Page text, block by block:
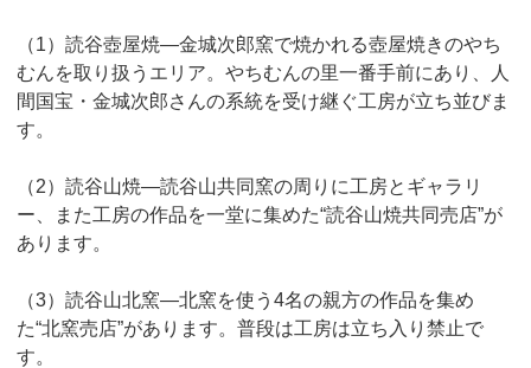
（1）読谷壺屋焼―金城次郎窯で焼かれる壺屋焼きのやち
むんを取り扱うエリア。やちむんの里一番手前にあり、人
間国宝・金城次郎さんの系統を受け継ぐ工房が立ち並びま
す。
（2）読谷山焼―読谷山共同窯の周りに工房とギャラリ
ー、また工房の作品を一堂に集めた“読谷山焼共同売店”が
あります。
（3）読谷山北窯―北窯を使う4名の親方の作品を集め
た“北窯売店”があります。普段は工房は立ち入り禁止で
す。